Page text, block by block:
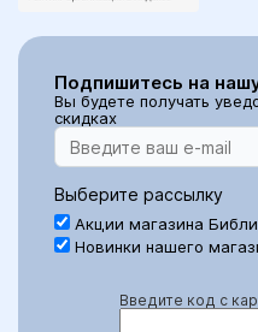
Подпишитесь на
Вы будете получать
скидках
Выберите рассылку
Акции магазина
Новинки нашего
Введите код с